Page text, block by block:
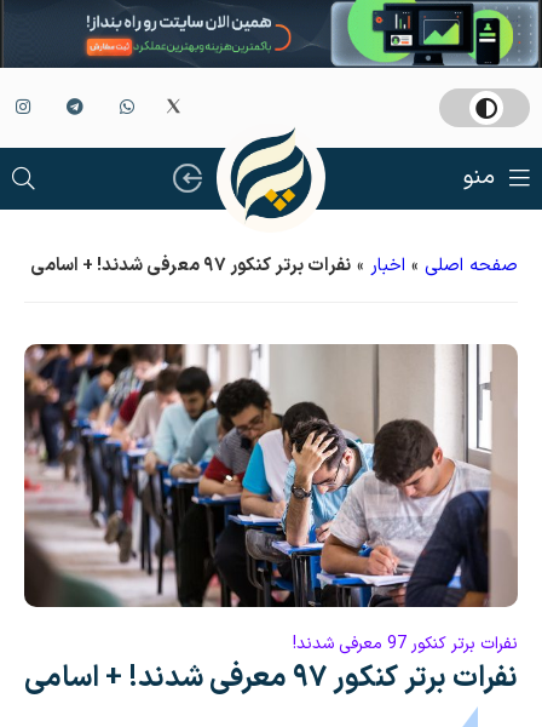
منو
صفحه اصلی » اخبار » نفرات برتر کنکور ۹۷ معرفی شدند! + اسامی
نفرات برتر کنکور 97 معرفی شدند!
نفرات برتر کنکور ۹۷ معرفی شدند! + اسامی